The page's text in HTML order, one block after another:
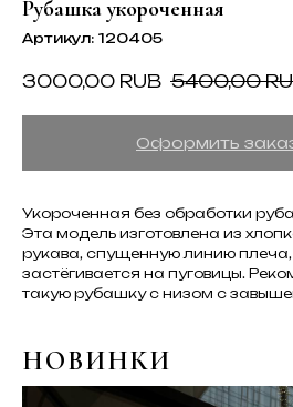
Рубашка укороченная
Артикул: 120405
3000,00 RUB 5400,00
Оформить
Укороченная без обработки
Эта модель изготовлена из
рукава, спущенную линию
застёгивается на пуговицы.
такую рубашку с низом с
НОВИНКИ